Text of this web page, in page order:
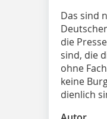
Das sind
die
sind, die
ohne
keine
dienlich